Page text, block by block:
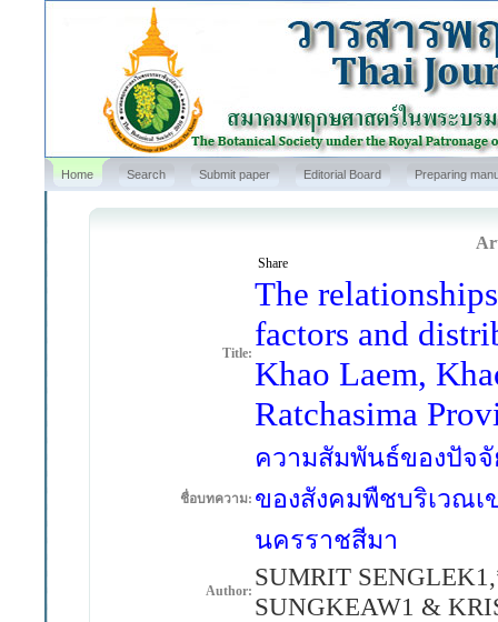
Home Search Submit paper Editorial Board Preparing
Share
Title:
The
factors and
Khao Laem,
Ratchasima
ชื่อบทความ:
ความสัมพันธ์ของปัจจั
ของสังคมพืชบริเวณ
นครราชสีมา
Author: SUMRIT
SUNGKEAW1 &